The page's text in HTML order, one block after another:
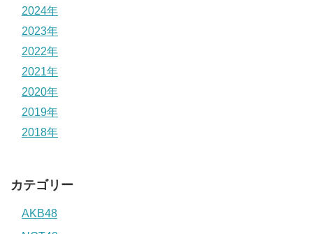
2024年
2023年
2022年
2021年
2020年
2019年
2018年
カテゴリー
AKB48